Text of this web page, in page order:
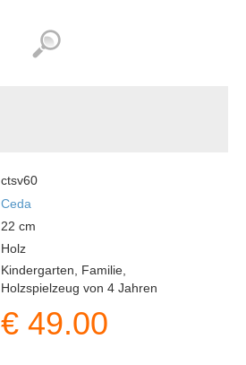
ctsv60
Ceda
22 cm
Holz
Kindergarten, Familie,
Holzspielzeug von 4 Jahren
€ 49.00